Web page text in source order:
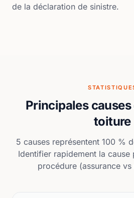
de la déclaration de sinistre.
Principales
toiture
5 causes représentent 100 %
Identifier rapidement la
procédure (assurance vs